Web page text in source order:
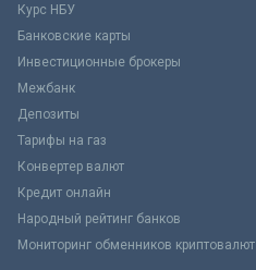
Курс НБУ
Банковские карты
Инвестиционные брокеры
Межбанк
Депозиты
Тарифы на газ
Конвертер валют
Кредит онлайн
Народный рейтинг банков
Мониторинг обменников криптовалют